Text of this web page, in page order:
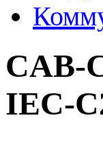
CAB-
IEC-